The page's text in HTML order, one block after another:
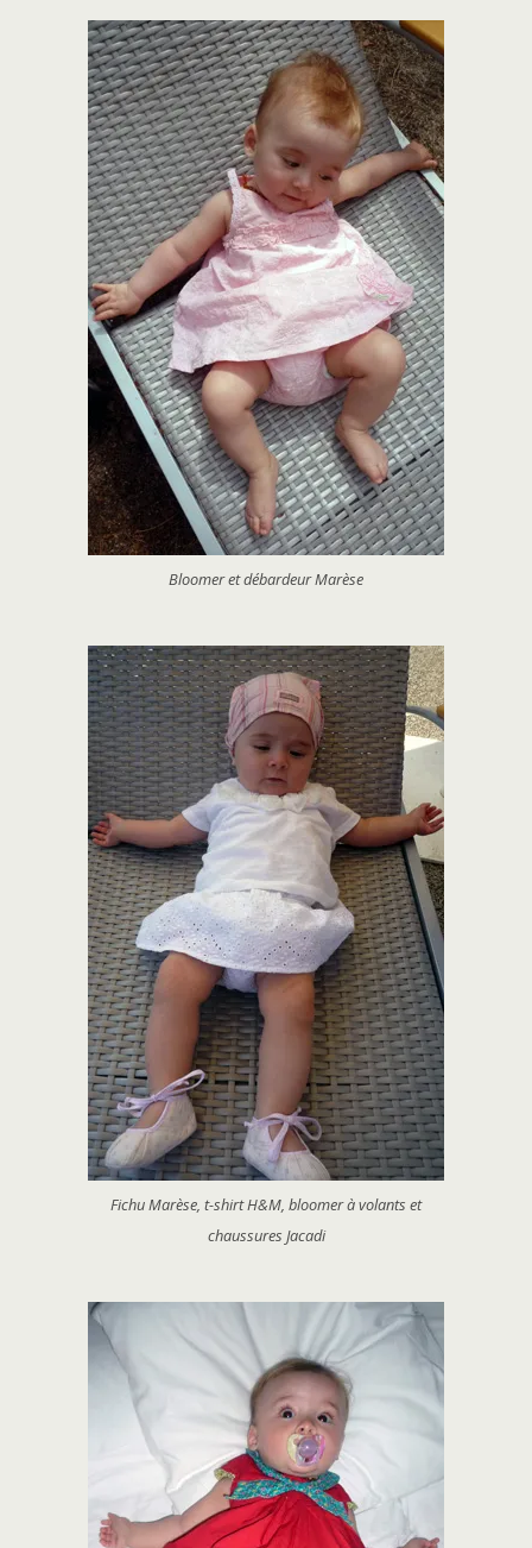
Bloomer et débardeur Marèse
Fichu Marèse, t-shirt H&M, bloomer à volants et
chaussures Jacadi